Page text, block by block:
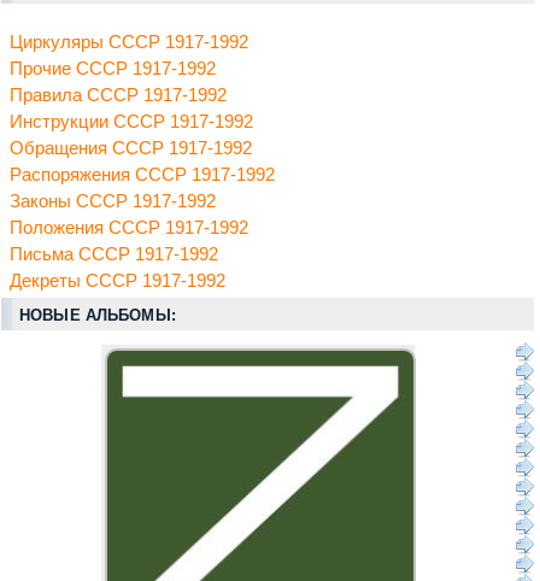
Циркуляры СССР 1917-1992
Прочие СССР 1917-1992
Правила СССР 1917-1992
Инструкции СССР 1917-1992
Обращения СССР 1917-1992
Распоряжения СССР 1917-1992
Законы СССР 1917-1992
Положения СССР 1917-1992
Письма СССР 1917-1992
Декреты СССР 1917-1992
НОВЫЕ АЛЬБОМЫ: